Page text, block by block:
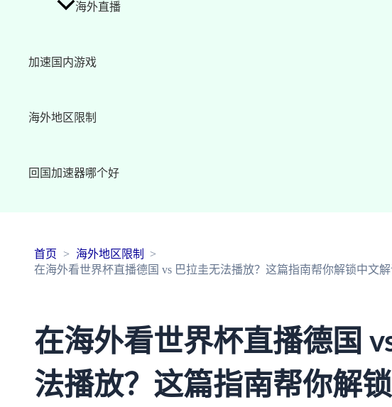
海外直播
加速国内游戏
海外地区限制
回国加速器哪个好
首页
海外地区限制
在海外看世界杯直播德国 vs 巴拉圭无法播放？这篇指南帮你解锁中文
在海外看世界杯直播德国
法播放？这篇指南帮你解